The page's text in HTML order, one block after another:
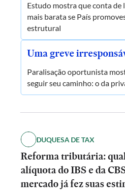
Estudo mostra que conta de
mais barata se País
estrutural
Uma greve
Paralisação oportunista
seguir seu caminho: o da
DUQUESA DE TAX
Reforma tributária:
alíquota do IBS e da
mercado já fez suas